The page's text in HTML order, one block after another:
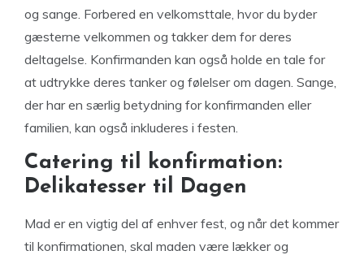
og sange. Forbered en velkomsttale, hvor du byder
gæsterne velkommen og takker dem for deres
deltagelse. Konfirmanden kan også holde en tale for
at udtrykke deres tanker og følelser om dagen. Sange,
der har en særlig betydning for konfirmanden eller
familien, kan også inkluderes i festen.
Catering til konfirmation:
Delikatesser til Dagen
Mad er en vigtig del af enhver fest, og når det kommer
til konfirmationen, skal maden være lækker og